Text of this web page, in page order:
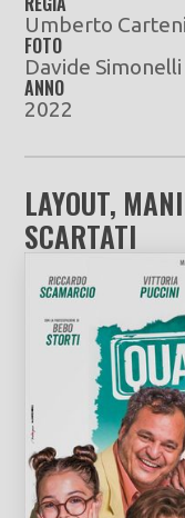
Umberto Carteni
FOTO
Davide Simonelli
ANNO
2022
LAYOUT,
SCARTATI